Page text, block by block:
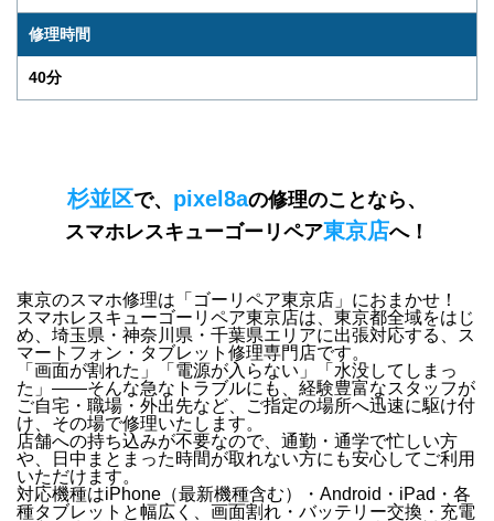
修理時間
40分
杉並区で、 pixel8aの修理のことなら、
スマホレスキューゴーリペア東京店へ！
東京のスマホ修理は「ゴーリペア東京店」におまかせ！
スマホレスキューゴーリペア東京店は、 東京都全域をはじ
め、埼玉県・神奈川県・千葉県エリアに出張対応する、ス
マートフォン・タブレット修理専門店です。
「画面が割れた」「電源が入らない」「水没してしまっ
た」 ——そんな急なトラブルにも、経験豊富なスタッフが
ご自宅・職場・外出先など、ご指定の場所へ迅速に駆け付
け 、その場で修理いたします。
店舗への持ち込みが不要なので、通勤・通学で忙しい方
や、日中まとまった時間が取れない方にも安心してご利用
いただけます。
対応機種はiPhone（最新機種含む）・Android・iPad・各
種タブレット と幅広く、 画面割れ・バッテリー交換・充電